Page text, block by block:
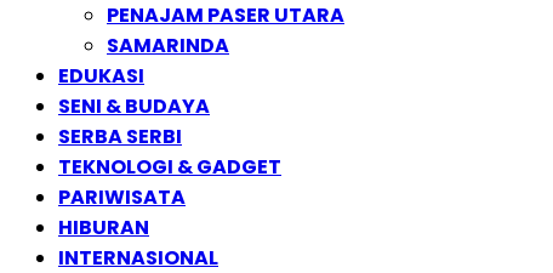
PENAJAM PASER UTARA
SAMARINDA
EDUKASI
SENI & BUDAYA
SERBA SERBI
TEKNOLOGI & GADGET
PARIWISATA
HIBURAN
INTERNASIONAL